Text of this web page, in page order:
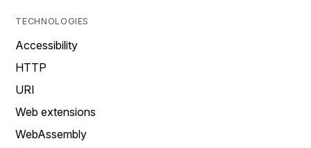
TECHNOLOGIES
Accessibility
HTTP
URI
Web extensions
WebAssembly